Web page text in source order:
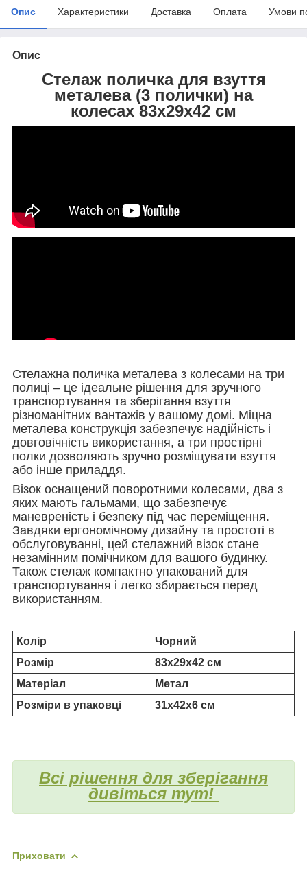
Опис Характеристики Доставка Оплата Умови
Опис
Стелаж поличка для взуття
металева (3 полички) на
колесах 83х29х42 см
Стелажна поличка металева з колесами на три
полиці – це ідеальне рішення для зручного
транспортування та зберігання взуття
різноманітних вантажів у вашому домі. Міцна
металева конструкція забезпечує надійність і
довговічність використання, а три простірні
полки дозволяють зручно розміщувати взуття
або інше приладдя.
Візок оснащений поворотними колесами, два з
яких мають гальмами, що забезпечує
маневреність і безпеку під час переміщення.
Завдяки ергономічному дизайну та простоті в
обслуговуванні, цей стелажний візок стане
незамінним помічником для вашого будинку.
Також стелаж компактно упакований для
транспортування і легко збирається перед
використанням.
Колір
Чорний
Розмір
83х29х42 см
Матеріал
Метал
Розміри в упаковці
31х42х6 см
Всі рішення для зберігання
дивіться тут!
Приховати